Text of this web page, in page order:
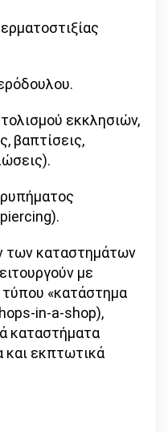
εκκλησιών,
βαπτίσεις,
των καταστημάτων
με
«κατάστημα
in-a-shop),
καταστήματα
και εκπτωτικά